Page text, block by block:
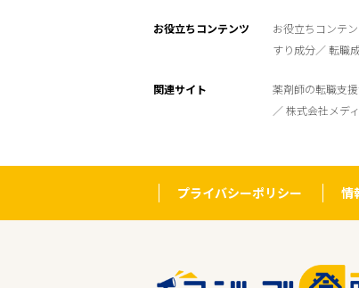
お役立ちコンテンツ お役立ちコンテ
すり成分
転職
関連サイト 薬剤師の転職支
株式会社メデ
プライバシーポリシー 情